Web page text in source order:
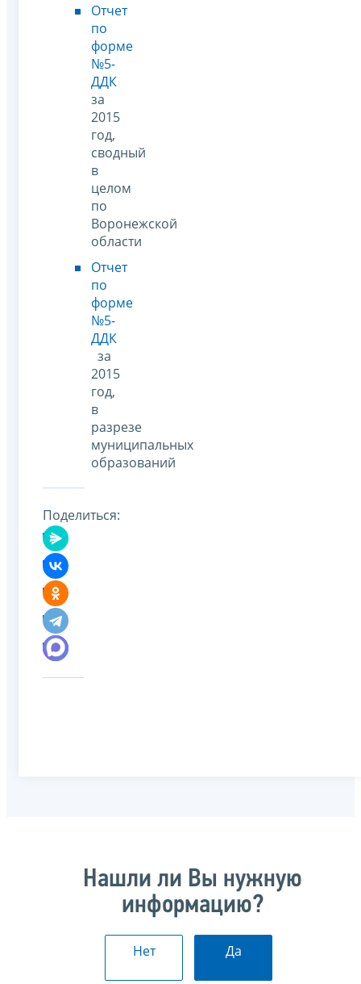
Отчет
по
форме
№5-
ДДК
за
2015
год,
сводный
в
целом
по
Воронежской
области
Отчет
по
форме
№5-
ДДК
за
2015
год,
в
разрезе
муниципальных
образований
Поделиться:
Нашли ли Вы нужную
информацию?
Нет Да